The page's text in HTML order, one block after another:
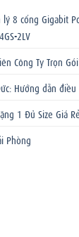
8 cổng Gigabit
2LV
Công Ty Trọn
Hướng dẫn
1 Đủ Size Giá
Phòng